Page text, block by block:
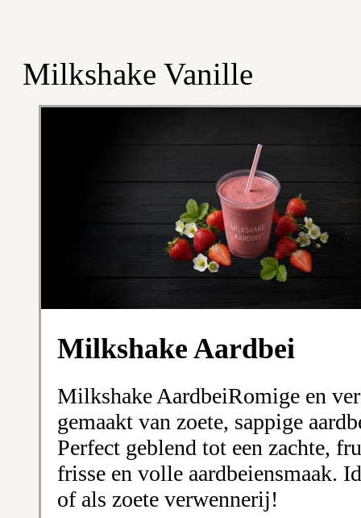
Milkshake Vanille
Milkshake Aardbei
Milkshake AardbeiRomige en
gemaakt van zoete, sappige
Perfect geblend tot een zachte,
frisse en volle aardbeiensmaak.
of als zoete verwennerij!